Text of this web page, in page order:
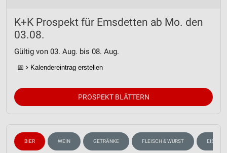
K+K Prospekt für Emsdetten ab Mo. den
03.08.
Gültig von 03. Aug. bis 08. Aug.
📅 Kalendereintrag erstellen
PROSPEKT BLÄTTERN
BIER WEIN GETRÄNKE FLEISCH & WURST